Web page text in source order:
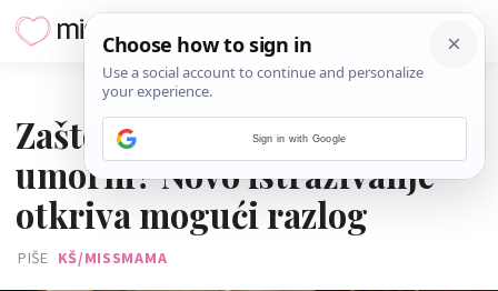
Zašto su mnogi očevi stalno
umorni? Novo istraživanje
otkriva mogući razlog
PIŠE KŠ/MISSMAMA
Sign in with Google